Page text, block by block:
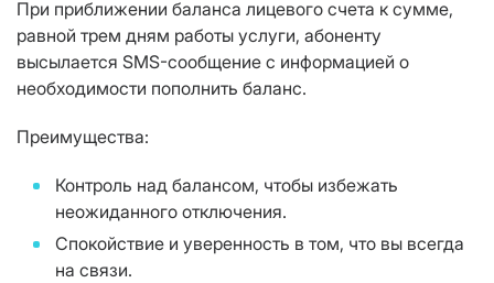
При приближении баланса лицевого счета к сумме,
равной трем дням работы услуги, абоненту
высылается SMS-сообщение с информацией о
необходимости пополнить баланс.
Преимущества:
Контроль над балансом, чтобы избежать
неожиданного отключения.
Спокойствие и уверенность в том, что вы всегда
на связи.